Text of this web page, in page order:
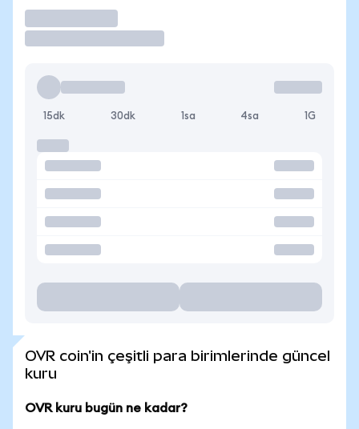
15dk 30dk 1sa 4sa 1G
OVR coin'in çeşitli para birimlerinde güncel
kuru
OVR kuru bugün ne kadar?